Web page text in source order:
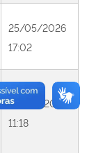
25/05/2026
17:02
08/06/2026
11:18